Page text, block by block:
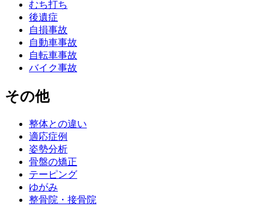
むち打ち
後遺症
自損事故
自動車事故
自転車事故
バイク事故
その他
整体との違い
適応症例
姿勢分析
骨盤の矯正
テーピング
ゆがみ
整骨院・接骨院